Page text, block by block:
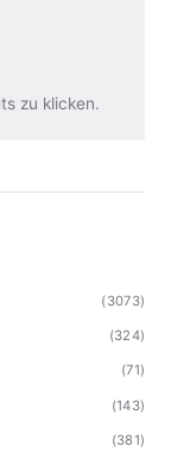
zu klicken.
(3073)
(324)
(71)
(143)
(381)